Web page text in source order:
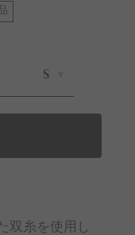
S
双糸を使用し